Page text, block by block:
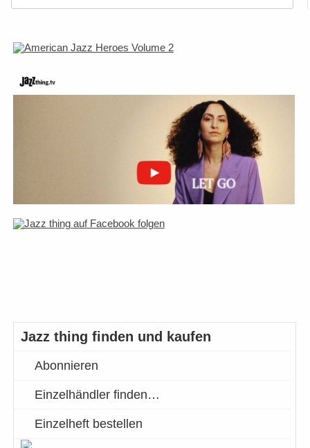
Jazz thing finden und kaufen
Abonnieren
Einzelhändler finden…
Einzelheft bestellen